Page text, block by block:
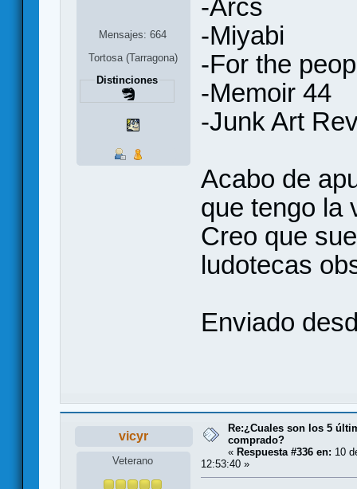
Mensajes: 664
Tortosa (Tarragona)
Distinciones
-Arcs
-Miyabi
-For the
-Memoir 44
-Junk Art
Acabo de
que tengo la
Creo que
ludotecas
Enviado
vicyr
Veterano
Re:¿Cuales son los 5
comprado?
« Respuesta #336 en: 10
12:53:40 »